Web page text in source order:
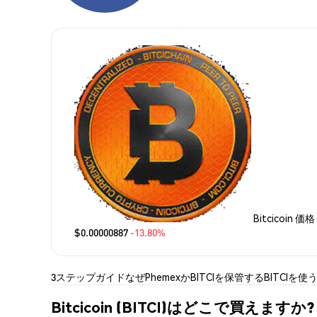
Bitcicoin 価格
$0.00000887 -13.80%
3ステップガイドなぜPhemexかBITCIを保管するBITCIを使う
Bitcicoin (BITCI)はどこで買えますか?